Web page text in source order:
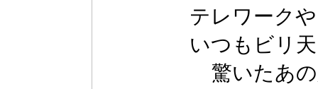
テレワーク
いつもビリ
驚いたあ